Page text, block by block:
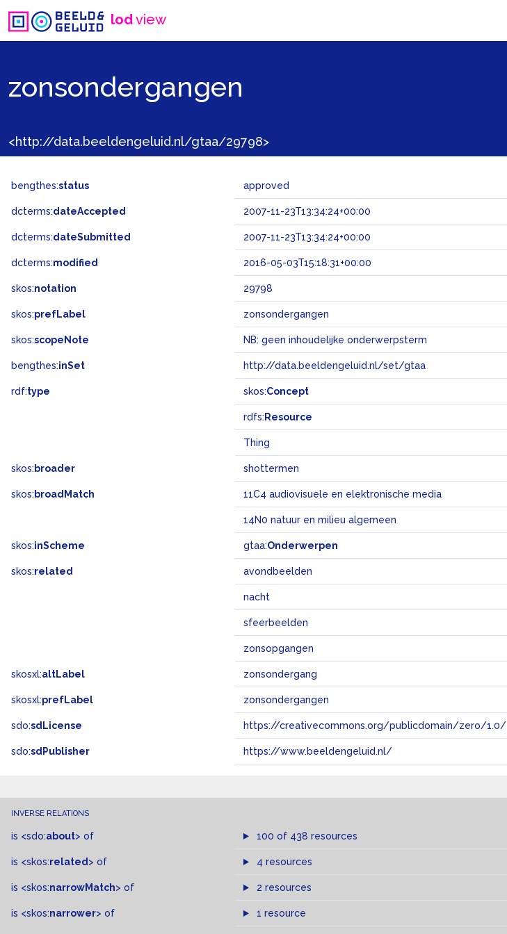
lodview
zonsondergangen
<http://data.beeldengeluid.nl/gtaa/29798>
bengthes:status approved
dcterms:dateAccepted 2007-11-23T13:34:24+00:00
dcterms:dateSubmitted 2007-11-23T13:34:24+00:00
dcterms:modified 2016-05-03T15:18:31+00:00
skos:notation 29798
skos:prefLabel zonsondergangen
skos:scopeNote NB: geen inhoudelijke onderwerpsterm
bengthes:inSet http://data.beeldengeluid.nl/set/gtaa
rdf:type skos:Concept
rdfs: Resource
Thing
skos: broader shottermen
skos: broadMatch 11C4 audiovisuele en elektronische media
14N0 natuur en milieu algemeen
skos:inScheme gtaa:Onderwerpen
skos:related avondbeelden
nacht
sfeerbeelden
zonsopgangen
skosxl:altLabel zonsondergang
skosxl:prefLabel zonsondergangen
sdo:sdLicense https://creativecommons.org/publicdomain/zero/1.0/
sdo:sdPublisher https://www.beeldengeluid.nl/
INVERSE RELATIONS
is <sdo:about> of 100 of 438 resources
is <skos:related > of 4 resources
is <skos:narrowMatch> of 2 resources
is <skos:narrower> of 1 resource